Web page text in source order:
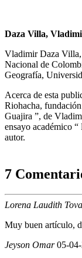
Daza Villa,
Vladimir Daza
Nacional de
Geografía,
Acerca de esta
Riohacha,
Guajira ”, de
ensayo académico
autor.
7
Lorena Laudith
Muy buen artículo,
Jeyson Omar05-